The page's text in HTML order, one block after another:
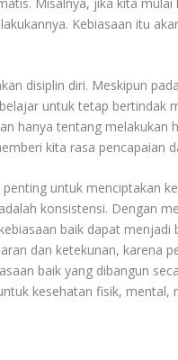
Kebiasaan itu
disiplin diri. Meskipun
untuk tetap bertindak
hanya tentang
kita rasa pencapaian
penting untuk menciptakan
konsistensi. Dengan
baik dapat
dan ketekunan, karena
baik yang dibangun
kesehatan fisik, mental,